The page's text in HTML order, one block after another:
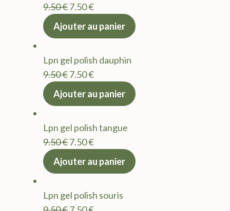
9.50€Le
prix
9.50 €.
7.50€Le
actuel
7.50 €.
Ajouter au panier
Lpn gel polish dauphin
9.50€Le
prix
9.50 €.
7.50€Le
actuel
7.50 €.
Ajouter au panier
Lpn gel polish tangue
9.50€Le
prix
9.50 €.
7.50€Le
actuel
7.50 €.
Ajouter au panier
Lpn gel polish souris